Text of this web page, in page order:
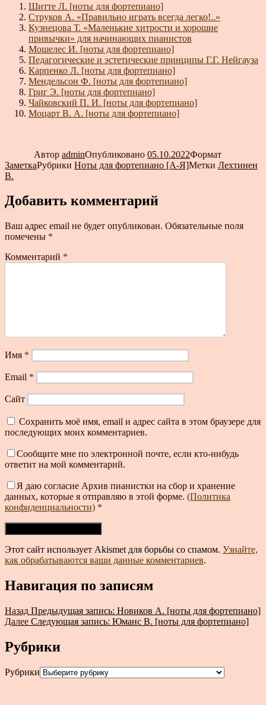
Шитте Л. [ноты для фортепиано]
Струков А. «Правильно играть всегда легко!..»
Кузнецова Т. «Маленькие хитрости и хорошие
привычки» для начинающих пианистов
Мошелес И. [ноты для фортепиано]
Педагогические и эстетические принципы Г.Г. Нейгауза
Карпенко Л. [ноты для фортепиано]
Мендельсон Ф. [ноты для фортепиано]
Григ Э. [ноты для фортепиано]
Чайковский П. И. [ноты для фортепиано]
Моцарт В. А. [ноты для фортепиано]
Автор adminОпубликовано 05.10.2022Формат
ЗаметкаРубрики Ноты для фортепиано [А-Я]Метки Лехтинен
В.
Добавить комментарий
Ваш адрес email не будет опубликован. Обязательные поля
помечены *
Комментарий *
Имя *
Email *
Сайт
Сохранить моё имя, email и адрес сайта в этом браузере для
последующих моих комментариев.
Сообщите мне по электронной почте, если кто-нибудь
ответит на мой комментарий.
Я даю согласие Архив пианистки на сбор и хранение
данных, которые я отправляю в этой форме. (Политика
конфиденциальности) *
Этот сайт использует Akismet для борьбы со спамом. Узнайте,
как обрабатываются ваши данные комментариев.
Навигация по записям
Назад Предыдущая запись: Новиков А. [ноты для фортепиано]
Далее Следующая запись: Юманс В. [ноты для фортепиано]
Рубрики
Рубрики